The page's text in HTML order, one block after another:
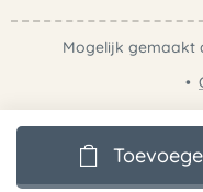
Mogelijk gemaakt